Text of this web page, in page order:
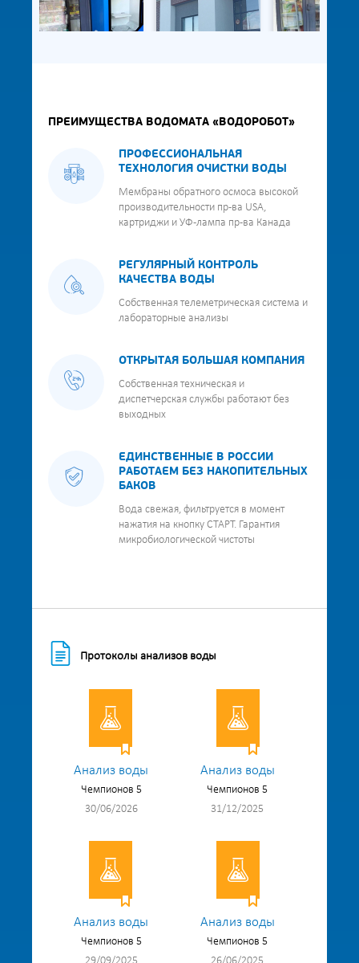
ПРЕИМУЩЕСТВА ВОДОМАТА «ВОДОРОБОТ»
ПРОФЕССИОНАЛЬНАЯ
ТЕХНОЛОГИЯ ОЧИСТКИ ВОДЫ
Мембраны обратного осмоса высокой
производительности пр-ва USA,
картриджи и УФ-лампа пр-ва Канада
РЕГУЛЯРНЫЙ КОНТРОЛЬ
КАЧЕСТВА ВОДЫ
Собственная телеметрическая система и
лабораторные анализы
ОТКРЫТАЯ БОЛЬШАЯ КОМПАНИЯ
Собственная техническая и
диспетчерская службы работают без
выходных
ЕДИНСТВЕННЫЕ В РОССИИ
РАБОТАЕМ БЕЗ НАКОПИТЕЛЬНЫХ
БАКОВ
Вода свежая, фильтруется в момент
нажатия на кнопку СТАРТ. Гарантия
микробиологической чистоты
Протоколы анализов воды
Анализ воды
Чемпионов 5
30/06/2026
Анализ воды
Чемпионов 5
31/12/2025
Анализ воды
Чемпионов 5
Анализ воды
Чемпионов 5